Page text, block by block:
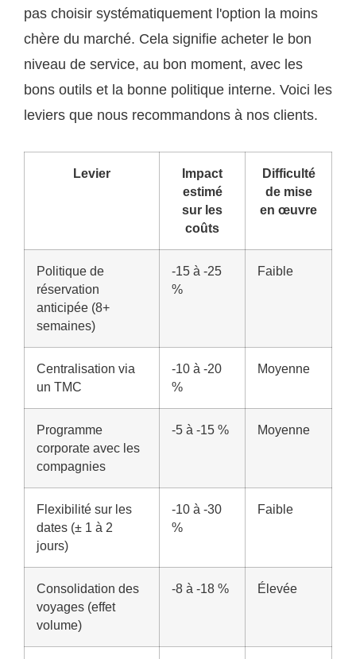
pas choisir systématiquement l'option la moins
chère du marché. Cela signifie acheter le bon
niveau de service, au bon moment, avec les
bons outils et la bonne politique interne. Voici les
leviers que nous recommandons à nos clients.
Levier
Impact
estimé
sur les
coûts
Difficulté
de mise
en œuvre
Politique de
réservation
anticipée (8+
semaines)
-15 à -25
%
Faible
Centralisation via
un TMC
-10 à -20
%
Moyenne
Programme
corporate avec les
compagnies
-5 à -15 % Moyenne
Flexibilité sur les
dates (± 1 à 2
jours)
-10 à -30
%
Faible
Consolidation des
voyages (effet
volume)
-8 à -18 % Élevée